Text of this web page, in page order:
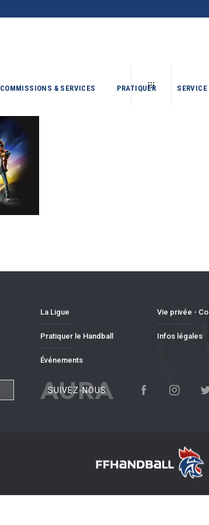
COMMISSIONS & SERVICES PRATIQUER
La Ligue
Pratiquer le Handball
Événements
Vie privée -
Infos légales
AURA
SUIVEZ-NOUS